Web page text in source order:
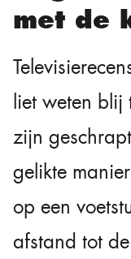
met de
liet weten blij
zijn
gelikte
op een
afstand tot